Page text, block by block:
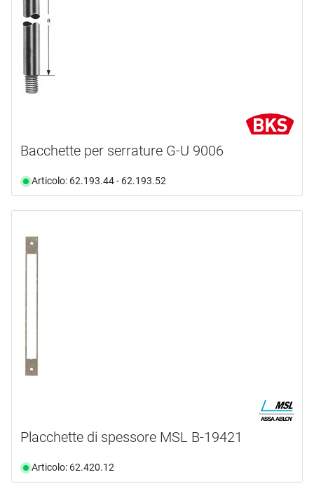
Bacchette per serrature G-U 9006
Articolo: 62.193.44 - 62.193.52
Placchette di spessore MSL B-19421
Articolo: 62.420.12